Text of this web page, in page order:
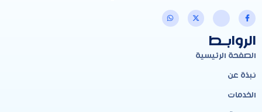
الروابـط
الصفحة الرئيسية
نبذة عن
الخدمات